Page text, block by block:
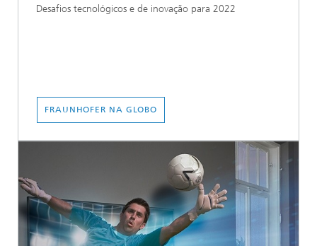
Desafios tecnológicos e de inovação para 2022
FRAUNHOFER NA GLOBO